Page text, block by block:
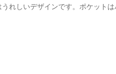
れしいデザインです。ポケット